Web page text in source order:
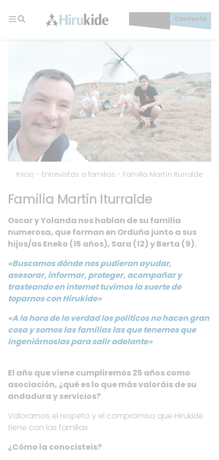
Contacto
Inicio - Entrevistas a familias - Familia Martín Iturralde
Familia Martín Iturralde
Oscar y Yolanda nos hablan de su familia
numerosa, que forman en Orduña junto a sus
hijos/as Eneko (15 años), Sara (12) y Berta (9).
«Buscamos dónde nos pudieran ayudar,
asesorar, informar, proteger, acompañar y
trasteando en internet tuvimos la suerte de
toparnos con Hirukide»
«A la hora de la verdad los políticos no hacen gran
cosa y somos las familias las que tenemos que
ingeniárnoslas para salir adelante»
El año que viene cumpliremos 25 años como
asociación, ¿qué es lo que más valoráis de su
andadura y servicios?
Valoramos el respeto y el compromiso que Hirukide
tiene con las familias.
¿Cómo la conocisteis?